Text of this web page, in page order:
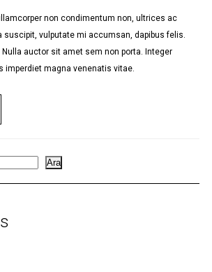
non condimentum non, ultrices ac
suscipit, vulputate mi accumsan, dapibus felis.
auctor sit amet sem non porta. Integer
imperdiet magna venenatis vitae.
Ara